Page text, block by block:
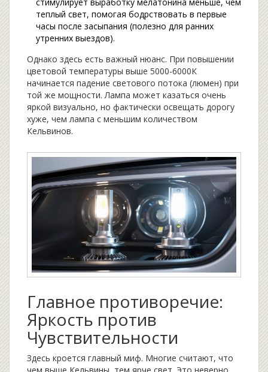
стимулирует выработку мелатонина меньше, чем
теплый свет, помогая бодрствовать в первые
часы после засыпания (полезно для ранних
утренних выездов).
Однако здесь есть важный нюанс. При повышении
цветовой температуры выше 5000-6000К
начинается падение светового потока (люмен) при
той же мощности. Лампа может казаться очень
яркой визуально, но фактически освещать дорогу
хуже, чем лампа с меньшим количеством
Кельвинов.
Главное противоречие:
Яркость против
Чувствительности
Здесь кроется главный миф. Многие считают, что